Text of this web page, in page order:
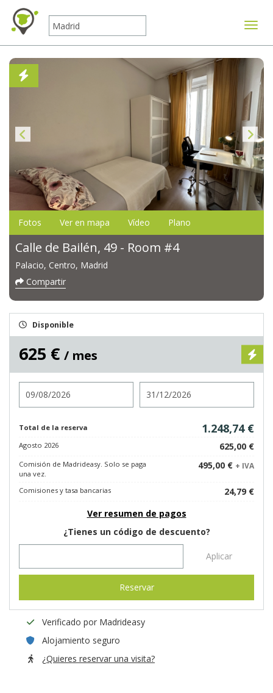
Fotos Ver en mapa Vídeo Plano
Calle de Bailén, 49 - Room #4
Palacio, Centro, Madrid
Compartir
Disponible
625 € / mes
Total de la reserva 1.248,74 €
Agosto 2026 625,00 €
Comisión de Madrideasy. Solo se paga
una vez.
495,00 € + IVA
Comisiones y tasa bancarias
24,79 €
Ver resumen de pagos
¿Tienes un código de descuento?
Aplicar
Reservar
Verificado por Madrideasy
Alojamiento seguro
¿Quieres reservar una visita?